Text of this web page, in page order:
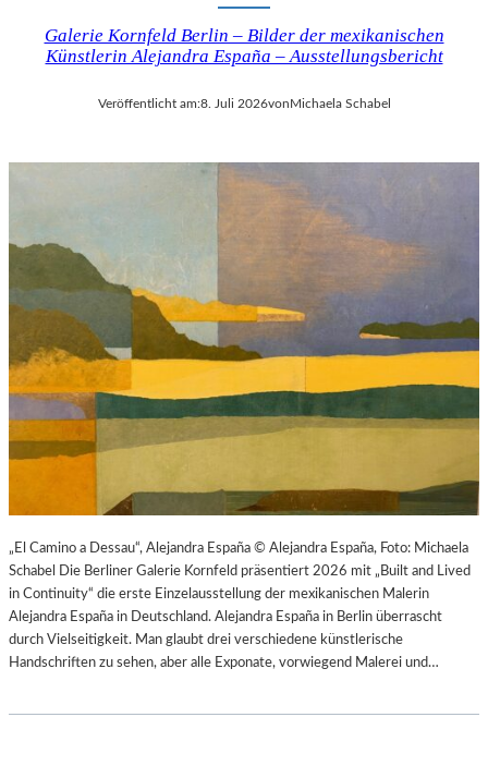
Galerie Kornfeld Berlin – Bilder der mexikanischen
Künstlerin Alejandra España – Ausstellungsbericht
Veröffentlicht am:8. Juli 2026vonMichaela Schabel
„El Camino a Dessau“, Alejandra España © Alejandra España, Foto: Michaela
Schabel Die Berliner Galerie Kornfeld präsentiert 2026 mit „Built and Lived
in Continuity“ die erste Einzelausstellung der mexikanischen Malerin
Alejandra España in Deutschland. Alejandra España in Berlin überrascht
durch Vielseitigkeit. Man glaubt drei verschiedene künstlerische
Handschriften zu sehen, aber alle Exponate, vorwiegend Malerei und…